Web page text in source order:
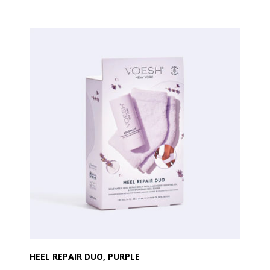
fødderne, men også en løsning til tørre, revnede
hæle. Disse spa-sokker har en gelbeklædning, der er
beriget med jojobaolie og økologisk jomfruolivenolie,
hvilket giver synlige resultater på kun 30 minutter.
Sokkerne aktiveres af kroppens varme og giver intens
fugt og næring til hælene. Resultatet er bløde, sunde
og opfriskede hæle! Sokkerne fås i en one-size
størrelse og er designet og kan vaskes og genbruges
op til 50 gange. Gerne håndvask.
Solemate Heel Repair Balm er en praktisk stick-balm,
der dybt fugter og reparerer tørre, ru eller revnede
hæle. Med en kraftfuld blanding af vegansk skvalan,
huden mod miljøskader. Mærkbar forbedring fra
første brug!
HEEL REPAIR DUO, PURPLE